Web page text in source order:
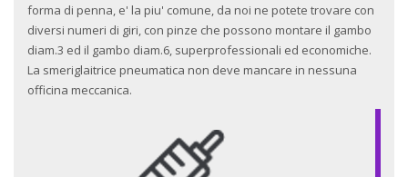
forma di penna, e' la piu' comune, da noi ne potete trovare con
diversi numeri di giri, con pinze che possono montare il gambo
diam.3 ed il gambo diam.6, superprofessionali ed economiche.
La smeriglaitrice pneumatica non deve mancare in nessuna
officina meccanica.